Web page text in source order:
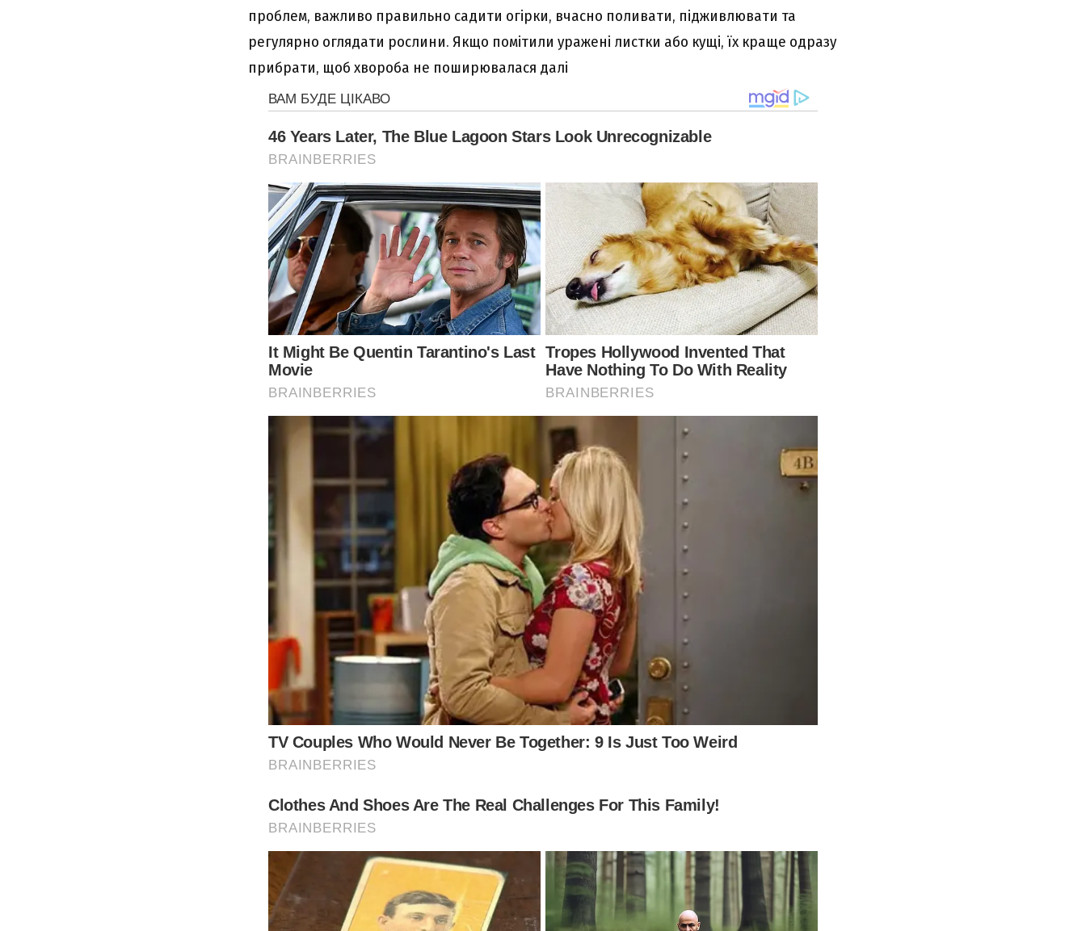
проблем, важливо правильно садити огірки, вчасно поливати, підживлювати та
регулярно оглядати рослини. Якщо помітили уражені листки або кущі, їх краще одразу
прибрати, щоб хвороба не поширювалася далі